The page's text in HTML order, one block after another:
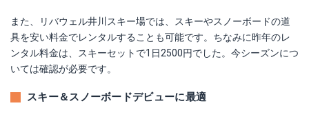
また、リバウェル井川スキー場では、スキーやスノーボードの道
具を安い料金でレンタルすることも可能です。ちなみに昨年のレ
ンタル料金は、スキーセットで1日2500円でした。今シーズンにつ
いては確認が必要です。
スキー＆スノーボードデビューに最適